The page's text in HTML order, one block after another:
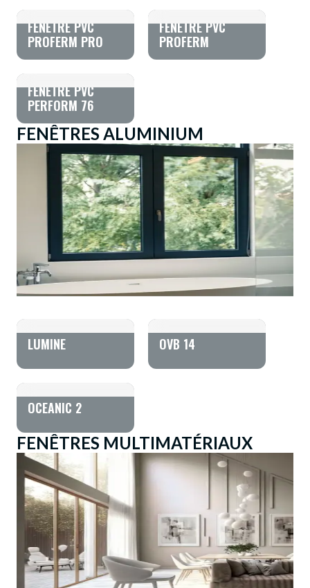
FENÊTRE PVC
PROFERM PRO
FENÊTRE PVC
PROFERM
FENÊTRE PVC
PERFORM 76
FENÊTRES ALUMINIUM
LUMINE OVB 14
OCEANIC 2
FENÊTRES MULTIMATÉRIAUX